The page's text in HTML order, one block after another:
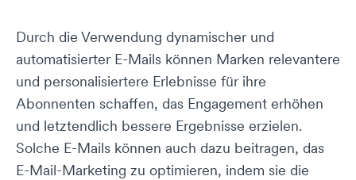
Durch die Verwendung dynamischer und
automatisierter E-Mails können Marken relevantere
und personalisiertere Erlebnisse für ihre
Abonnenten schaffen, das Engagement erhöhen
und letztendlich bessere Ergebnisse erzielen.
Solche E-Mails können auch dazu beitragen, das
E-Mail-Marketing zu optimieren, indem sie die